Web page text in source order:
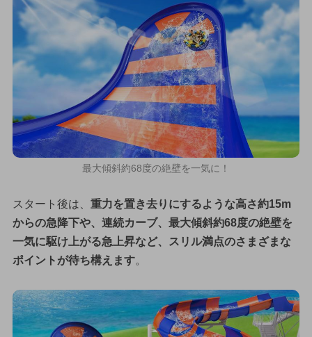
最大傾斜約68度の絶壁を一気に！
スタート後は、 重力を置き去りにするような高さ約15m
からの急降下や、連続カーブ、最大傾斜約68度の絶壁を
一気に駆け上がる急上昇など、スリル満点のさまざまな
ポイントが待ち構えます。